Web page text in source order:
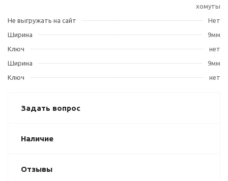
хомуты
Не выгружать на сайт
Нет
Ширина
9мм
Ключ
нет
Ширина
9мм
Ключ
нет
Задать вопрос
Наличие
Отзывы